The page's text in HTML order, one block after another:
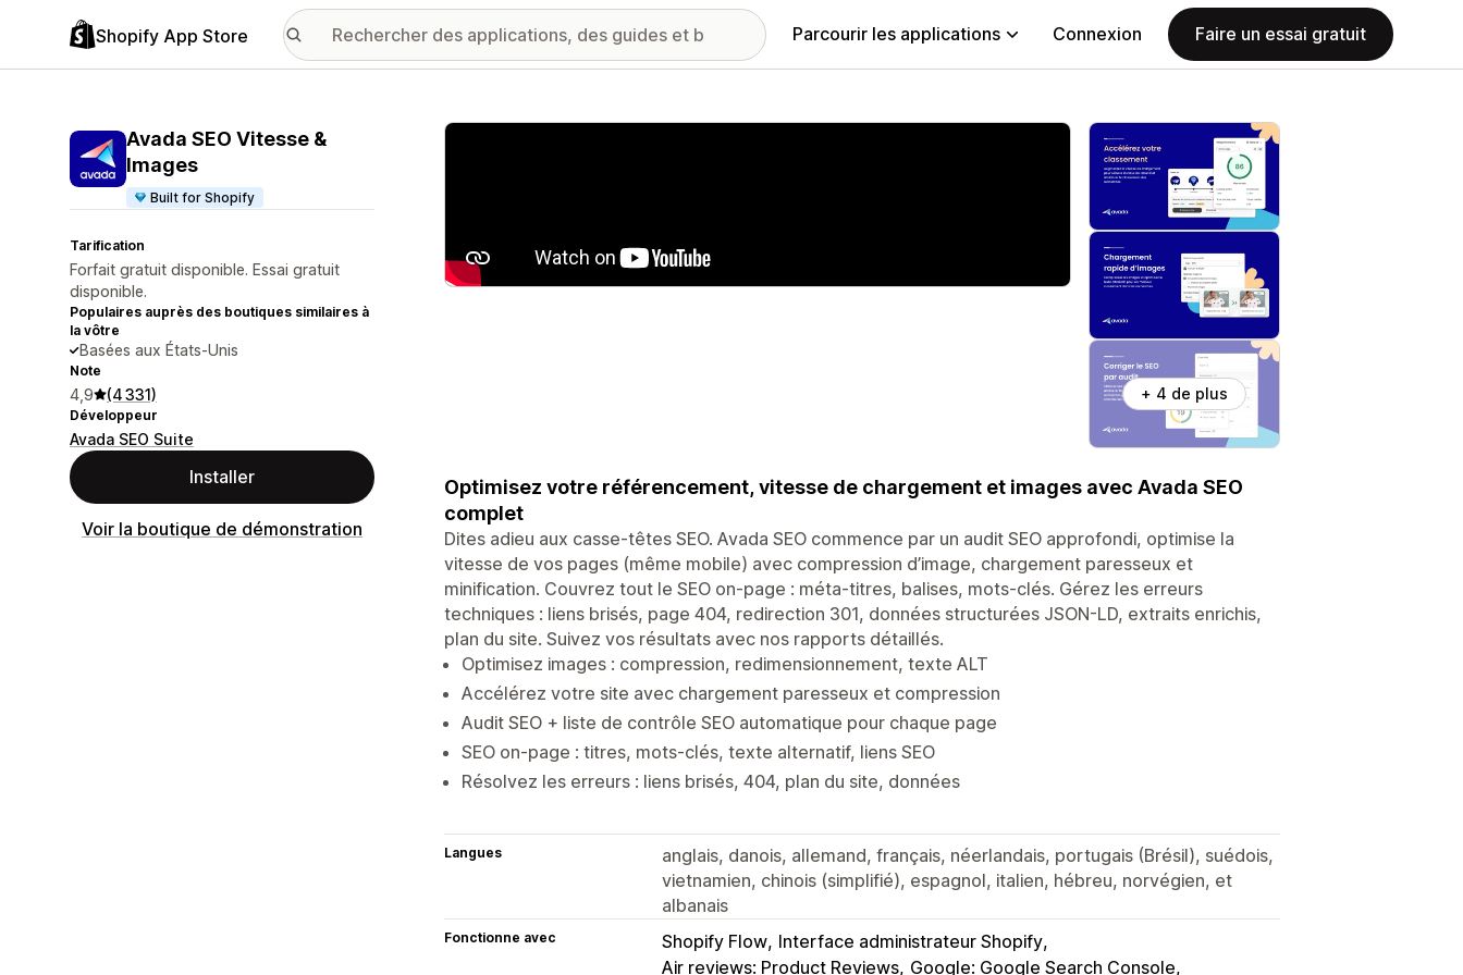
Shopify App Store Parcourir les applications Connexion Faire un essai gratuit
Avada SEO Vitesse &
Images
Built for Shopify
Tarification
Forfait gratuit disponible. Essai gratuit
disponible.
Populaires auprès des boutiques similaires à
la vôtre
Basées aux États-Unis
Note
4,9 (4 331)
Développeur
Avada SEO Suite
Installer
Voir la boutique de démonstration
Galerie d’images vedette
+ 4 de plus
Optimisez votre référencement, vitesse de chargement et images avec Avada SEO
complet
Dites adieu aux casse-têtes SEO. Avada SEO commence par un audit SEO approfondi, optimise la
vitesse de vos pages (même mobile) avec compression d’image, chargement paresseux et
minification. Couvrez tout le SEO on-page : méta-titres, balises, mots-clés. Gérez les erreurs
techniques : liens brisés, page 404, redirection 301, données structurées JSON-LD, extraits enrichis,
plan du site. Suivez vos résultats avec nos rapports détaillés.
Optimisez images : compression, redimensionnement, texte ALT
Accélérez votre site avec chargement paresseux et compression
Audit SEO + liste de contrôle SEO automatique pour chaque page
SEO on-page : titres, mots-clés, texte alternatif, liens SEO
Résolvez les erreurs : liens brisés, 404, plan du site, données
Langues
anglais, danois, allemand, français, néerlandais, portugais (Brésil), suédois,
vietnamien, chinois (simplifié), espagnol, italien, hébreu, norvégien, et
albanais
Fonctionne avec Shopify Flow Interface administrateur Shopify
Air reviews: Product Reviews Google: Google Search Console